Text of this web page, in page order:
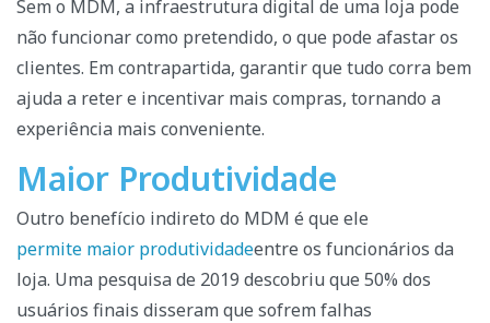
Sem o MDM, a infraestrutura digital de uma loja pode
não funcionar como pretendido, o que pode afastar os
clientes. Em contrapartida, garantir que tudo corra bem
ajuda a reter e incentivar mais compras, tornando a
experiência mais conveniente.
Maior Produtividade
Outro benefício indireto do MDM é que ele
permite maior produtividadeentre os funcionários da
loja. Uma pesquisa de 2019 descobriu que 50% dos
usuários finais disseram que sofrem falhas